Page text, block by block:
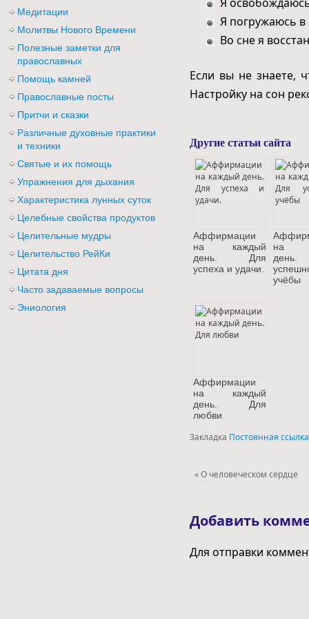
Я погружаюсь в
Во сне я
Если вы не знаете,
Настройку на сон
Другие статьи сайта
Аффирмации
на каждый
день. Для
успеха и удачи.
на
учёбы
Аффирмации
на каждый
день. Для
любви
Закладка Постоянная ссылка
«О человеческом сердце
Добавить
Для отправки
Медитации
Молитвы Нового Времени
Полезные заметки для
православных
Помощь камней
Православные посты
Притчи и сказки
Различные духовные практики
и техники
Святые и их помощь
Упражнения для дыхания
Характеристика лунных суток
Целебные свойства продуктов
Целительные мудры
Целительство РейКи
Цитата дня
Часто задаваемые вопросы
Эниология